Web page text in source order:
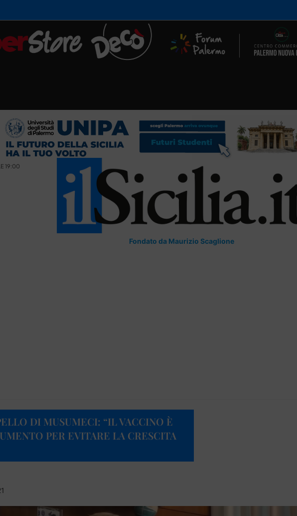
19:00
Fondato da Maurizio Scaglione
DI MUSUMECI: “IL VACCINO È
PER EVITARE LA CRESCITA